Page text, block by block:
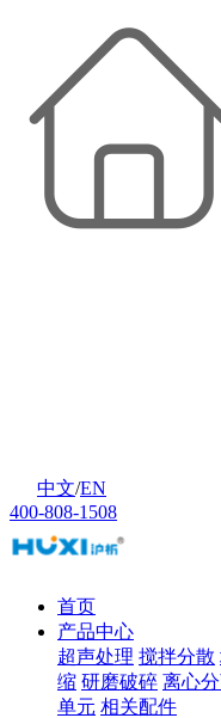
中文/EN
400-808-1508
首页
产品中心
超声处理 搅拌分散
缩 研磨破碎 离心
单元 相关配件